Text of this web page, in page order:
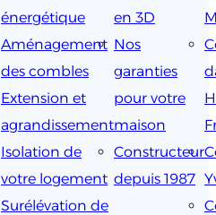
énergétique
Aménagement
des combles
Extension et
agrandissement
Isolation de
votre logement
Surélévation de
en 3D
Nos
garanties
pour votre
maison
Constructeur
depuis 1987